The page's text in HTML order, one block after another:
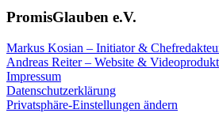
PromisGlauben e.V.
Markus Kosian – Initiator &
Andreas Reiter – Website &
Impressum
Datenschutzerklärung
Privatsphäre-Einstellungen ändern